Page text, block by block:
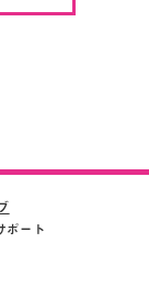
ポート